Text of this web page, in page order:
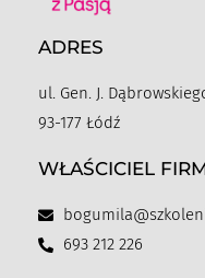
ADRES
ul. Gen. J.
93-177 Łódź
WŁAŚCICIEL
693 212 226